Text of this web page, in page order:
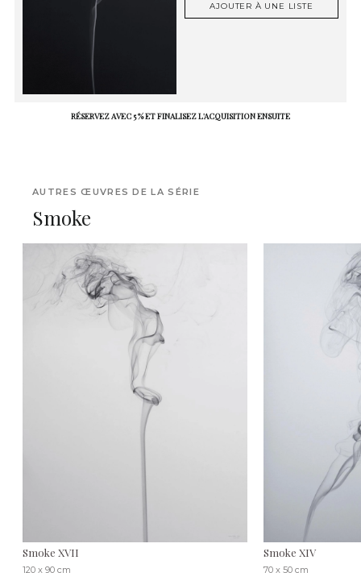
AJOUTER À UNE LISTE
RÉSERVEZ AVEC 5 % ET FINALISEZ L'ACQUISITION ENSUITE
AUTRES ŒUVRES DE LA SÉRIE
Smoke
Smoke XVII
120 x 90 cm
Smoke XIV
70 x 50 cm